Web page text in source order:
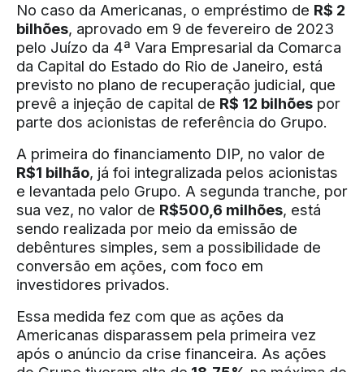
No caso da Americanas, o empréstimo de R$ 2
bilhões, aprovado em 9 de fevereiro de 2023
pelo Juízo da 4ª Vara Empresarial da Comarca
da Capital do Estado do Rio de Janeiro, está
previsto no plano de recuperação judicial, que
prevê a injeção de capital de R$ 12 bilhões por
parte dos acionistas de referência do Grupo.
A primeira do financiamento DIP, no valor de
R$1 bilhão, já foi integralizada pelos acionistas
e levantada pelo Grupo. A segunda tranche, por
sua vez, no valor de R$500,6 milhões, está
sendo realizada por meio da emissão de
debêntures simples, sem a possibilidade de
conversão em ações, com foco em
investidores privados.
Essa medida fez com que as ações da
Americanas disparassem pela primeira vez
após o anúncio da crise financeira. As ações